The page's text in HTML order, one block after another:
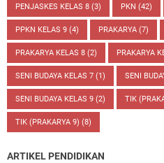
PENJASKES KELAS 8 (3) PKN (42)
PPKN KELAS 9 (4) PRAKARYA (7)
PRAKARYA KELAS 8 (2) PRAKARYA
SENI BUDAYA KELAS 7 (1) SENI
SENI BUDAYA KELAS 9 (2) TIK
TIK (PRAKARYA 9) (8)
ARTIKEL PENDIDIKAN